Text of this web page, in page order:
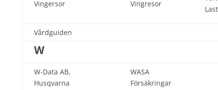
Vingersor Vingresor
Vårdguiden
W
W-Data AB,
Husqvarna
WASA
Försäkringar